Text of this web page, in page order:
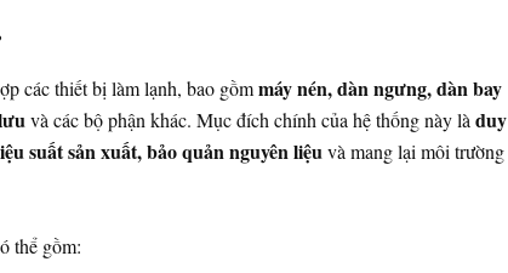
các thiết bị làm lạnh, bao gồmmáy nén, dàn ngưng, dàn bay
và các bộ phận khác. Mục đích chính của hệ thống này làduy
suất sản xuất, bảo quản nguyên liệuvà mang lại môi trường
thể gồm: